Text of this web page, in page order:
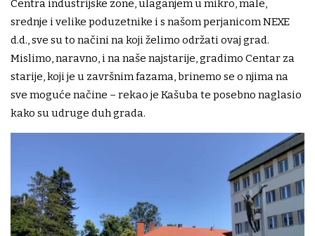
Centra industrijske zone, ulaganjem u mikro, male,
srednje i velike poduzetnike i s našom perjanicom NEXE
d.d., sve su to načini na koji želimo održati ovaj grad.
Mislimo, naravno, i na naše najstarije, gradimo Centar za
starije, koji je u završnim fazama, brinemo se o njima na
sve moguće načine – rekao je Kašuba te posebno naglasio
kako su udruge duh grada.